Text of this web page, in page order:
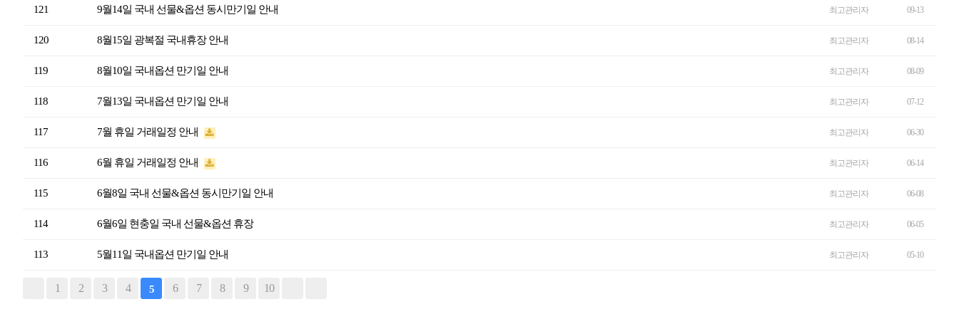
121 9월14일 국내 선물&옵션 동시만기일 안내 최고관리자 09-13
120 8월15일 광복절 국내휴장 안내 최고관리자 08-14
119 8월10일 국내옵션 만기일 안내 최고관리자 08-09
118 7월13일 국내옵션 만기일 안내 최고관리자 07-12
117 7월 휴일 거래일정 안내 최고관리자 06-30
116 6월 휴일 거래일정 안내 최고관리자 06-14
115 6월8일 국내 선물&옵션 동시만기일 안내 최고관리자 06-08
114 6월6일 현충일 국내 선물&옵션 휴장 최고관리자 06-05
113 5월11일 국내옵션 만기일 안내 최고관리자 05-10
1 2 3 4 5 6 7 8 9 10